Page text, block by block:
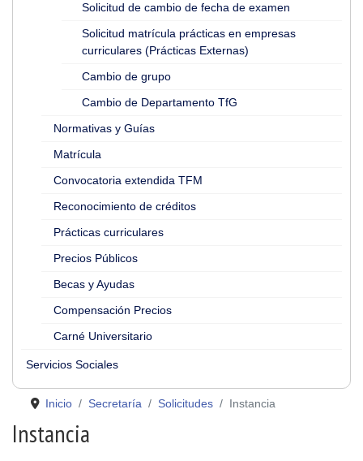
Solicitud de cambio de fecha de examen
Solicitud matrícula prácticas en empresas
curriculares (Prácticas Externas)
Cambio de grupo
Cambio de Departamento TfG
Normativas y Guías
Matrícula
Convocatoria extendida TFM
Reconocimiento de créditos
Prácticas curriculares
Precios Públicos
Becas y Ayudas
Compensación Precios
Carné Universitario
Servicios Sociales
Inicio Secretaría Solicitudes Instancia
Instancia